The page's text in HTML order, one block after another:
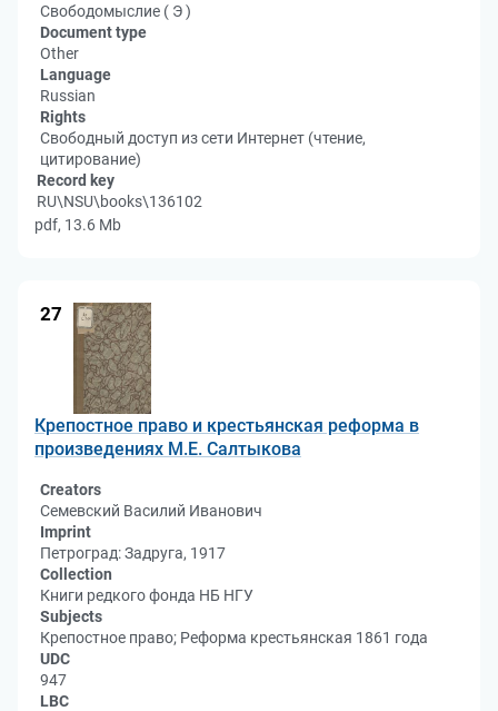
Свободомыслие ( Э )
Document type
Other
Language
Russian
Rights
Свободный доступ из сети Интернет (чтение,
цитирование)
Record key
RU\NSU\books\136102
pdf, 13.6 Mb
27
Крепостное право и крестьянская реформа в
произведениях М.Е. Салтыкова
Creators
Семевский Василий Иванович
Imprint
Петроград: Задруга, 1917
Collection
Книги редкого фонда НБ НГУ
Subjects
Крепостное право; Реформа крестьянская 1861 года
UDC
947
LBC